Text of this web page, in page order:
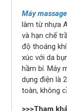
Máy
làm từ nhựa
và hạn chế
độ thoáng
xúc với da
hầm bí. Máy
dụng điện là
toàn, không
>>>Tham